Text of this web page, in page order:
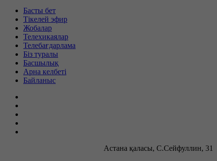
Басты бет
Тікелей эфир
Жобалар
Телехикаялар
Телебағдарлама
Біз туралы
Басшылық
Арна келбеті
Байланыс
Астана қаласы, С.Сейфуллин, 31